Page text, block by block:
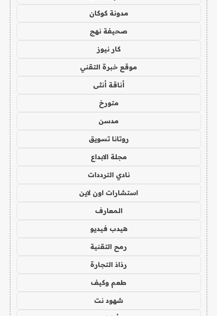
مدونة كوكان
صحيفة نهج
كار نيوز
موقع خبرة التقني
أناقة أنثى
متورخ
مدسن
روتانا تسويق
مجلة الابداع
نادي الترددات
استشارات اون لاين
المعارف
هيدب فيديو
رمح التقنية
رذاذ التجارة
طعم وكيف
شهود نت